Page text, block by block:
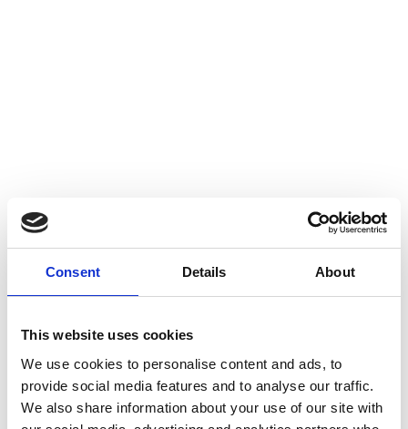
Consent Details About
This website uses cookies
We use cookies to personalise content and ads, to
provide social media features and to analyse our traffic.
We also share information about your use of our site with